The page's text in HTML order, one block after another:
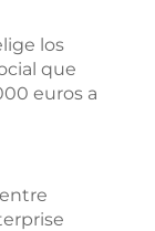
los
que
euros a